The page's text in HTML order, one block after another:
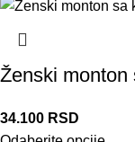
Ženski monton
34.100 RSD